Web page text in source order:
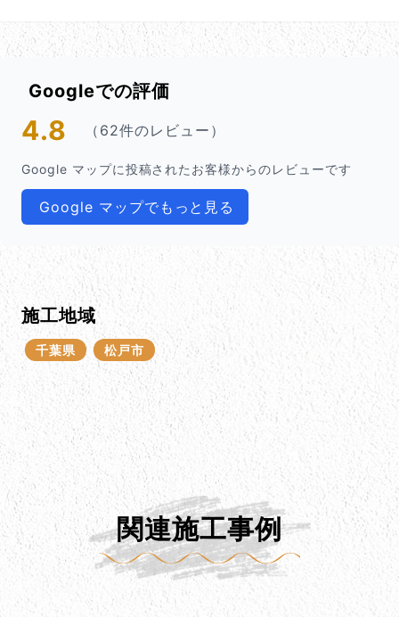
Googleでの評価
4.8 （62件のレビュー）
Google マップに投稿されたお客様からのレビューです
Google マップでもっと見る
施工地域
千葉県 松戸市
関連施工事例